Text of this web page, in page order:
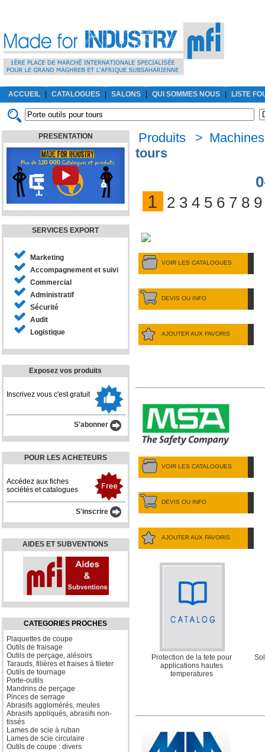
ACCUEIL CATALOGUES SALONS QUI SOMMES NOUS LISTE
PRESENTATION
SERVICES EXPORT
Marketing
Accompagnement et suivi
Commercial
Administratif
Sécurité
Audit
Logistique
Exposez vos produits
Inscrivez vous c'est gratuit
S'abonner
POUR LES ACHETEURS
Accédez aux fiches
sociétés et catalogues
S'inscrire
AIDES ET SUBVENTIONS
CATEGORIES PROCHES
Plaquettes de coupe
Outils de fraisage
Outils de perçage, alésoirs
Tarauds, filières et fraises à fileter
Outils de tournage
Porte-outils
Mandrins de perçage
Pinces de serrage
Abrasifs agglomérés, meules
Abrasifs appliqués, abrasifs non-
tissés
Lames de scie à ruban
Lames de scie circulaire
Outils de coupe : divers
Produits >
tours
1 2 3 4 5 6 7 8 9
VOIR LES CATALOGUES
DEVIS OU INFO
AJOUTER AUX FAVORIS
VOIR LES CATALOGUES
DEVIS OU INFO
AJOUTER AUX FAVORIS
Protection de la tete pour
applications hautes
temperatures